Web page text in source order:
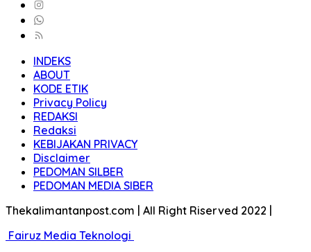
INDEKS
ABOUT
KODE ETIK
Privacy Policy
REDAKSI
Redaksi
KEBIJAKAN PRIVACY
Disclaimer
PEDOMAN SILBER
PEDOMAN MEDIA SIBER
Thekalimantanpost.com | All Right Riserved 2022 |
Fairuz Media Teknologi